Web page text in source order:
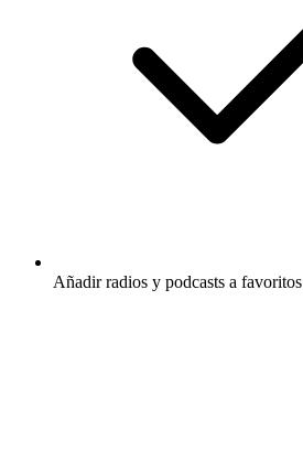
Añadir radios y podcasts a favoritos